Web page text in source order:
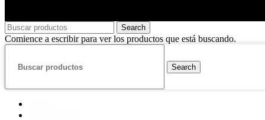
Search
Comience a escribir para ver los productos que está buscando.
Search